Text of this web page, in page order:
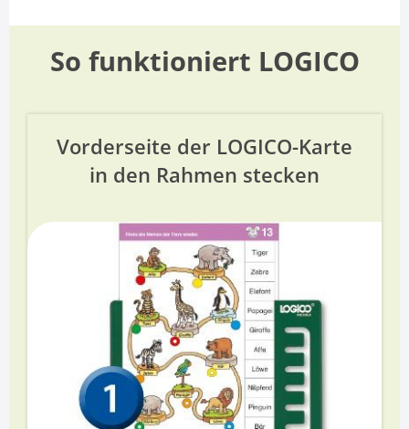
So funktioniert LOGICO
Vorderseite der LOGICO-Karte
in den Rahmen stecken